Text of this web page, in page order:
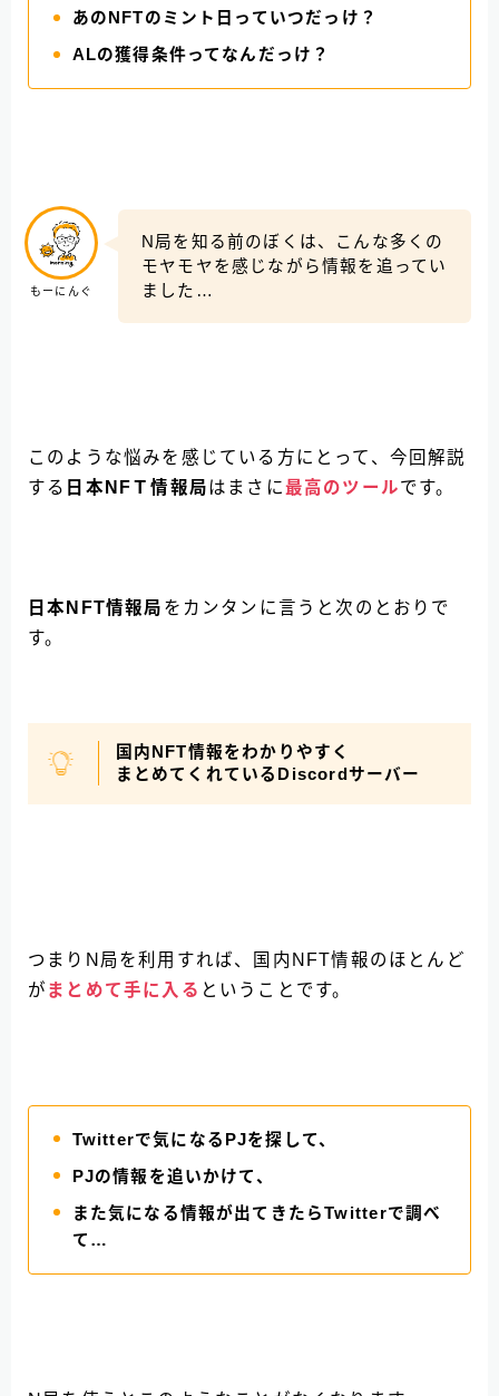
あのNFTのミント日っていつだっけ？
ALの獲得条件ってなんだっけ？
もーにんぐ
N局を知る前のぼくは、こんな多くの
モヤモヤを感じながら情報を追ってい
ました…
このような悩みを感じている方にとって、今回解説
する 日本NFＴ情報局はまさに最高のツールです。
日本NFT情報局 をカンタンに言うと次のとおりで
す。
国内NFT情報をわかりやすく
まとめてくれているDiscordサーバー
つまりN局を利用すれば、国内NFT情報のほとんど
が まとめて手に入る ということです。
Twitterで気になるPJを探して、
PJの情報を追いかけて、
また気になる情報が出てきたらTwitterで調べ
て…